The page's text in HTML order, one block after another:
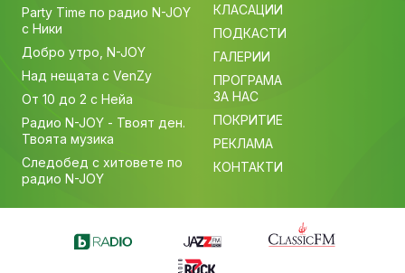
Party Time по радио N-JOY
с Ники
Добро утро, N-JOY
Над нещата с VenZy
От 10 до 2 с Нейа
Радио N-JOY - Твоят ден.
Твоята музика
Следобед с хитовете по
радио N-JOY
КЛАСАЦИИ
ПОДКАСТИ
ГАЛЕРИИ
ПРОГРАМА
ЗА НАС
ПОКРИТИЕ
РЕКЛАМА
КОНТАКТИ